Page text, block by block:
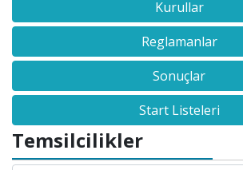
Kurullar
Reglamanlar
Sonuçlar
Start Listeleri
Temsilcilikler